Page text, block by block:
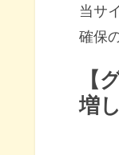
当サ
確保
【
増し